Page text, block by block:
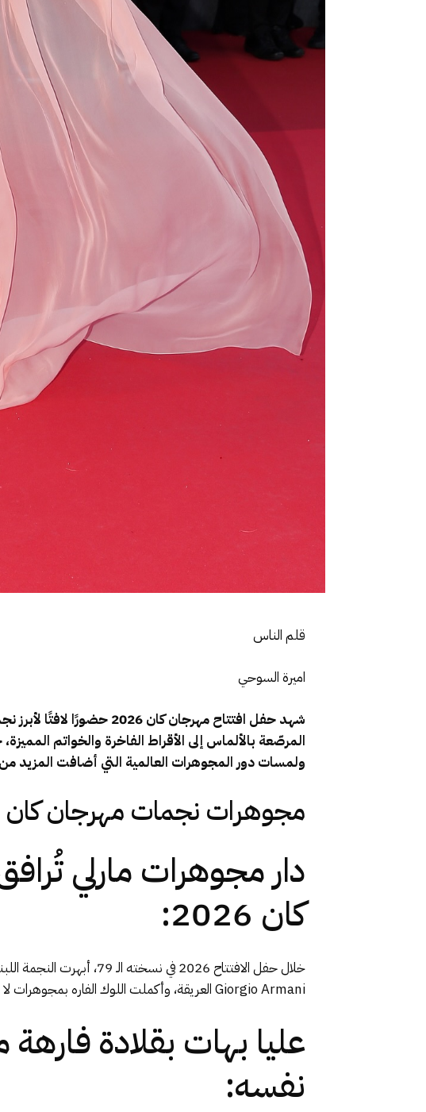
قلم الناس
اميرة السوحي
شهد حفل افتتاح مهرجان
المرصّعة بالألماس إلى الأقراط الفاخرة والخواتم
ولمسات دور المجوهرات العالمية التي أضافت المزيد من
مجوهرات نجمات مهرجان كان 2026.. بريق استثنائي يُزين السجادة الحمراء
دار مجوهرات مارلي
كان 2026:
خلال حفل الافتتاح 2026
Giorgio Armani العريقة، وأكملت اللوك الفاره بمجوهرات لا مثيل لها من الألماس البرّاق من دار مارلي MARLI New York.
عليا بهات بقلادة
نفسه: